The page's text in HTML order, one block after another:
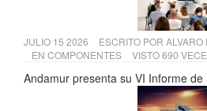
JULIO 15 2026 ESCRITO POR ALVARO
EN COMPONENTES VISTO 690
Andamur presenta su VI Informe